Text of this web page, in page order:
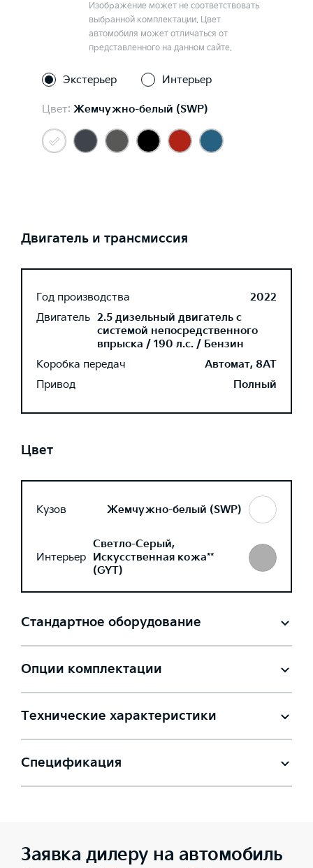
Изображение может не соответствовать
выбранной комплектации. Цвет
автомобиля может отличаться от
представленного на данном сайте.
Экстерьер Интерьер
Цвет: Жемчужно-белый (SWP)
Двигатель и трансмиссия
Год производства
2022
Двигатель 2.5 дизельный двигатель с
системой непосредственного
впрыска / 190 л.с. / Бензин
Коробка передач
Автомат, 8AT
Привод
Полный
Цвет
Кузов Жемчужно-белый (SWP)
Интерьер
Светло-Серый,
Искусственная кожа**
(GYT)
Стандартное оборудование
Опции комплектации
Технические характеристики
Спецификация
Заявка дилеру на автомобиль